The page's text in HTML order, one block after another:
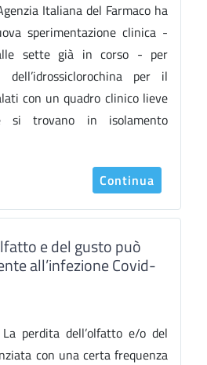
Italiana del Farmaco ha
sperimentazione clinica -
sette già in corso - per
dell’idrossiclorochina per il
con un quadro clinico lieve
si trovano in isolamento
Continua
e del gusto può
all’infezione Covid-
perdita dell’olfatto e/o del
con una certa frequenza